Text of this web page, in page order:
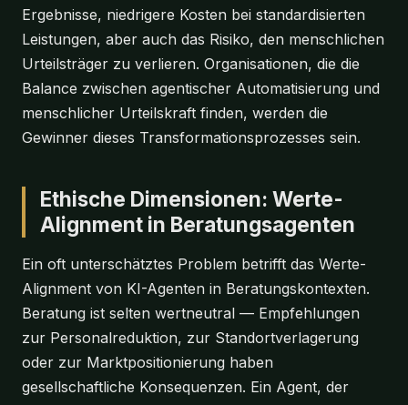
Ergebnisse, niedrigere Kosten bei standardisierten
Leistungen, aber auch das Risiko, den menschlichen
Urteilsträger zu verlieren. Organisationen, die die
Balance zwischen agentischer Automatisierung und
menschlicher Urteilskraft finden, werden die
Gewinner dieses Transformationsprozesses sein.
Ethische Dimensionen: Werte-
Alignment in Beratungsagenten
Ein oft unterschätztes Problem betrifft das Werte-
Alignment von KI-Agenten in Beratungskontexten.
Beratung ist selten wertneutral — Empfehlungen
zur Personalreduktion, zur Standortverlagerung
oder zur Marktpositionierung haben
gesellschaftliche Konsequenzen. Ein Agent, der